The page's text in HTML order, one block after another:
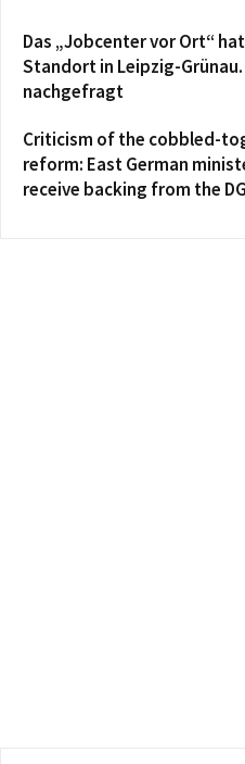
Das „Jobcenter vor Ort“
Standort in Leipzig-Grünau.
nachgefragt
Criticism of the cobbled-
reform: East German
receive backing from the